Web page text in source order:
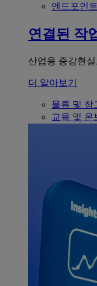
엔드포인
연결된 작
산업용 증강현
더 알아보기
물류 및 창
교육 및 온